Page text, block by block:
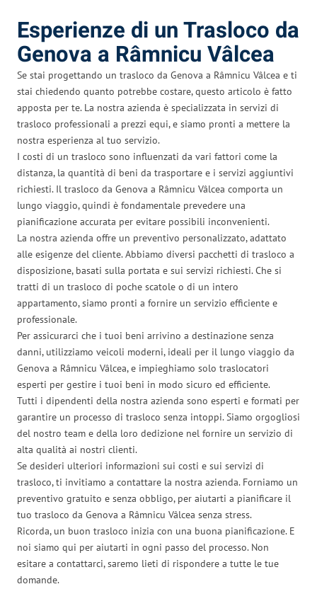
Esperienze di un Trasloco da
Genova a Râmnicu Vâlcea
Se stai progettando un trasloco da Genova a Râmnicu Vâlcea e ti
stai chiedendo quanto potrebbe costare, questo articolo è fatto
apposta per te. La nostra azienda è specializzata in servizi di
trasloco professionali a prezzi equi, e siamo pronti a mettere la
nostra esperienza al tuo servizio.
I costi di un trasloco sono influenzati da vari fattori come la
distanza, la quantità di beni da trasportare e i servizi aggiuntivi
richiesti. Il trasloco da Genova a Râmnicu Vâlcea comporta un
lungo viaggio, quindi è fondamentale prevedere una
pianificazione accurata per evitare possibili inconvenienti.
La nostra azienda offre un preventivo personalizzato, adattato
alle esigenze del cliente. Abbiamo diversi pacchetti di trasloco a
disposizione, basati sulla portata e sui servizi richiesti. Che si
tratti di un trasloco di poche scatole o di un intero
appartamento, siamo pronti a fornire un servizio efficiente e
professionale.
Per assicurarci che i tuoi beni arrivino a destinazione senza
danni, utilizziamo veicoli moderni, ideali per il lungo viaggio da
Genova a Râmnicu Vâlcea, e impieghiamo solo traslocatori
esperti per gestire i tuoi beni in modo sicuro ed efficiente.
Tutti i dipendenti della nostra azienda sono esperti e formati per
garantire un processo di trasloco senza intoppi. Siamo orgogliosi
del nostro team e della loro dedizione nel fornire un servizio di
alta qualità ai nostri clienti.
Se desideri ulteriori informazioni sui costi e sui servizi di
trasloco, ti invitiamo a contattare la nostra azienda. Forniamo un
preventivo gratuito e senza obbligo, per aiutarti a pianificare il
tuo trasloco da Genova a Râmnicu Vâlcea senza stress.
Ricorda, un buon trasloco inizia con una buona pianificazione. E
noi siamo qui per aiutarti in ogni passo del processo. Non
esitare a contattarci, saremo lieti di rispondere a tutte le tue
domande.